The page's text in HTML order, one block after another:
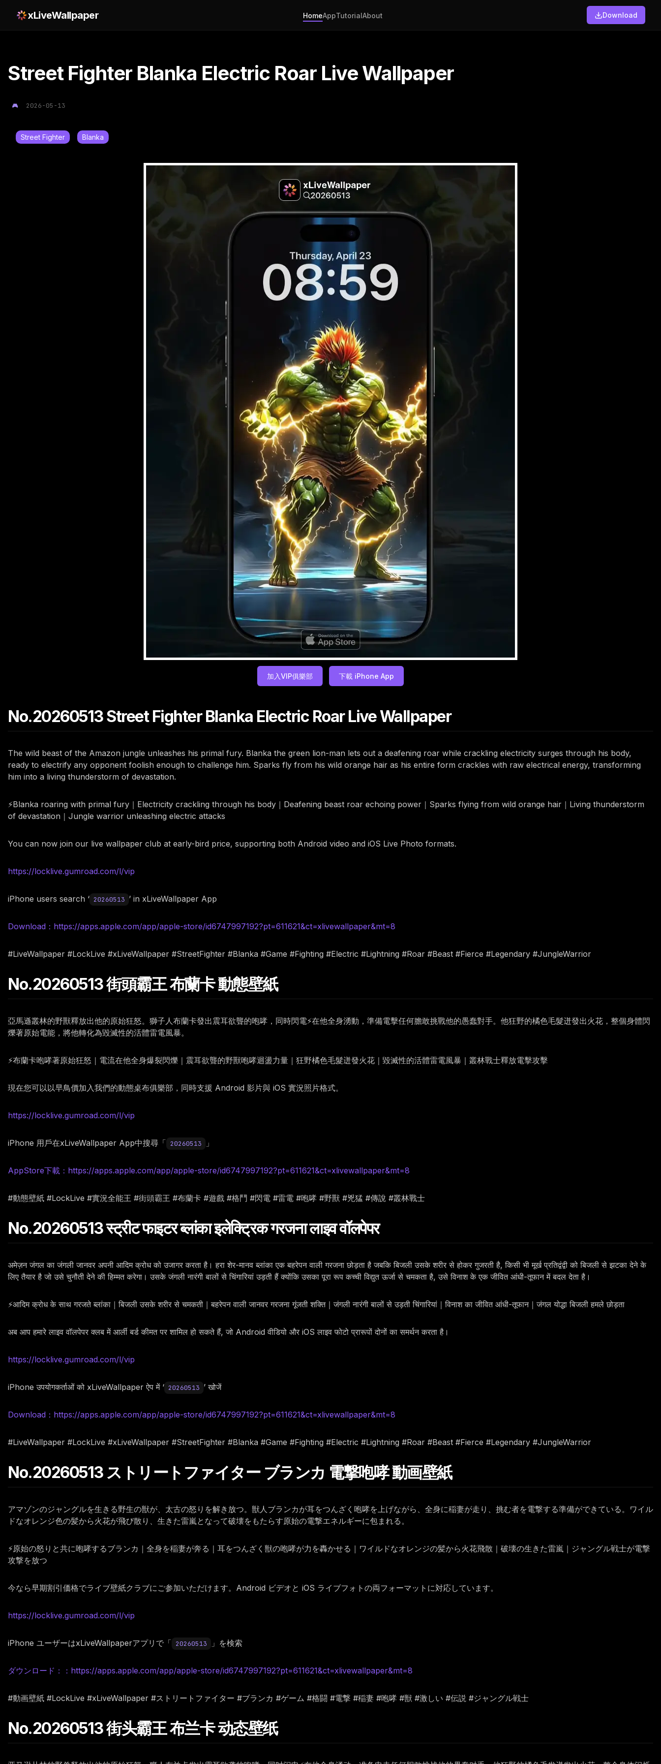
xLiveWallpaper HomeAppTutorialAbout Download
Street Fighter Blanka Electric Roar Live Wallpaper
2026-05-13
Street Fighter Blanka
加入VIP俱樂部 下載 iPhone App
No.20260513 Street Fighter Blanka Electric Roar Live Wallpaper
The wild beast of the Amazon jungle unleashes his primal fury. Blanka the green lion-man lets out a deafening roar while crackling electricity surges through his body,
ready to electrify any opponent foolish enough to challenge him. Sparks fly from his wild orange hair as his entire form crackles with raw electrical energy, transforming
him into a living thunderstorm of devastation.
⚡Blanka roaring with primal fury｜Electricity crackling through his body｜Deafening beast roar echoing power｜Sparks flying from wild orange hair｜Living thunderstorm
of devastation｜Jungle warrior unleashing electric attacks
You can now join our live wallpaper club at early-bird price, supporting both Android video and iOS Live Photo formats.
https://locklive.gumroad.com/l/vip
iPhone users search ‘ 20260513 ’ in xLiveWallpaper App
Download：https://apps.apple.com/app/apple-store/id6747997192?pt=611621&ct=xlivewallpaper&mt=8
#LiveWallpaper #LockLive #xLiveWallpaper #StreetFighter #Blanka #Game #Fighting #Electric #Lightning #Roar #Beast #Fierce #Legendary #JungleWarrior
No.20260513 街頭霸王 布蘭卡 動態壁紙
亞馬遜叢林的野獸釋放出他的原始狂怒。獅子人布蘭卡發出震耳欲聾的咆哮，同時閃電⚡在他全身湧動，準備電擊任何膽敢挑戰他的愚蠢對手。他狂野的橘色毛髮迸發出火花，整個身體閃
爍著原始電能，將他轉化為毀滅性的活體雷電風暴。
⚡布蘭卡咆哮著原始狂怒｜電流在他全身爆裂閃爍｜震耳欲聾的野獸咆哮迴盪力量｜狂野橘色毛髮迸發火花｜毀滅性的活體雷電風暴｜叢林戰士釋放電擊攻擊
現在您可以以早鳥價加入我們的動態桌布俱樂部，同時支援 Android 影片與 iOS 實況照片格式。
https://locklive.gumroad.com/l/vip
iPhone 用戶在xLiveWallpaper App中搜尋「 20260513 」
AppStore下載：https://apps.apple.com/app/apple-store/id6747997192?pt=611621&ct=xlivewallpaper&mt=8
#動態壁紙 #LockLive #實況全能王 #街頭霸王 #布蘭卡 #遊戲 #格鬥 #閃電 #雷電 #咆哮 #野獸 #兇猛 #傳說 #叢林戰士
No.20260513 स्ट्रीट फाइटर ब्लांका इलेक्ट्रिक गरजना लाइव वॉलपेपर
अमेज़न जंगल का जंगली जानवर अपनी आदिम क्रोध को उजागर करता है। हरा शेर-मानव ब्लांका एक बहरेपन वाली गरजना छोड़ता है जबकि बिजली उसके शरीर से होकर गुजरती है, किसी भी मूर्ख प्रतिद्वंद्वी को बिजली से झटका देने के
लिए तैयार है जो उसे चुनौती देने की हिम्मत करेगा। उसके जंगली नारंगी बालों से चिंगारियां उड़ती हैं क्योंकि उसका पूरा रूप कच्ची विद्युत ऊर्जा से चमकता है, उसे विनाश के एक जीवित आंधी-तूफान में बदल देता है।
⚡आदिम क्रोध के साथ गरजते ब्लांका｜बिजली उसके शरीर से चमकती｜बहरेपन वाली जानवर गरजना गूंजती शक्ति｜जंगली नारंगी बालों से उड़ती चिंगारियां｜विनाश का जीवित आंधी-तूफान｜जंगल योद्धा बिजली हमले छोड़ता
अब आप हमारे लाइव वॉलपेपर क्लब में आर्ली बर्ड कीमत पर शामिल हो सकते हैं, जो Android वीडियो और iOS लाइव फोटो प्रारूपों दोनों का समर्थन करता है।
https://locklive.gumroad.com/l/vip
iPhone उपयोगकर्ताओं को xLiveWallpaper ऐप में ‘ 20260513 ’ खोजें
Download：https://apps.apple.com/app/apple-store/id6747997192?pt=611621&ct=xlivewallpaper&mt=8
#LiveWallpaper #LockLive #xLiveWallpaper #StreetFighter #Blanka #Game #Fighting #Electric #Lightning #Roar #Beast #Fierce #Legendary #JungleWarrior
No.20260513 ストリートファイター ブランカ 電撃咆哮 動画壁紙
アマゾンのジャングルを生きる野生の獣が、太古の怒りを解き放つ。獣人ブランカが耳をつんざく咆哮を上げながら、全身に稲妻が走り、挑む者を電撃する準備ができている。ワイル
ドなオレンジ色の髪から火花が飛び散り、生きた雷嵐となって破壊をもたらす原始の電撃エネルギーに包まれる。
⚡原始の怒りと共に咆哮するブランカ｜全身を稲妻が奔る｜耳をつんざく獣の咆哮が力を轟かせる｜ワイルドなオレンジの髪から火花飛散｜破壊の生きた雷嵐｜ジャングル戦士が電撃
攻撃を放つ
今なら早期割引価格でライブ壁紙クラブにご参加いただけます。Android ビデオと iOS ライブフォトの両フォーマットに対応しています。
https://locklive.gumroad.com/l/vip
iPhone ユーザーはxLiveWallpaperアプリで「 20260513 」を検索
ダウンロード：：https://apps.apple.com/app/apple-store/id6747997192?pt=611621&ct=xlivewallpaper&mt=8
#動画壁紙 #LockLive #xLiveWallpaper #ストリートファイター #ブランカ #ゲーム #格闘 #電撃 #稲妻 #咆哮 #獣 #激しい #伝説 #ジャングル戦士
No.20260513 街头霸王 布兰卡 动态壁纸